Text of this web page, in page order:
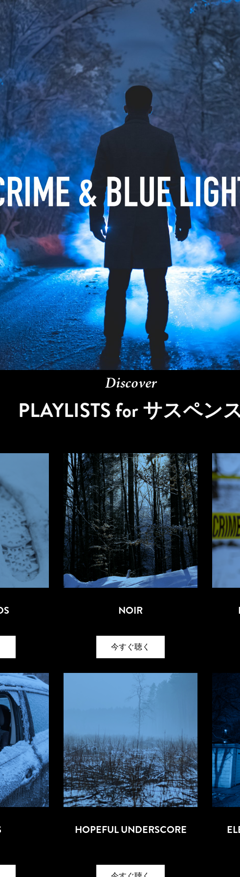
Discover
PLAYLISTS for サスペン
NOIR
今すぐ聴く
HOPEFUL UNDERSCORE